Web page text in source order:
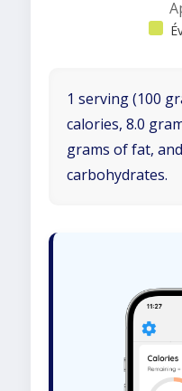
1 serving (100
calories, 8.0
grams of fat,
carbohydrates.